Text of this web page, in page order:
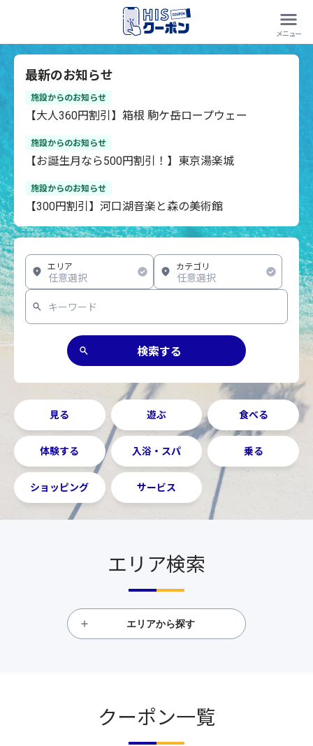
最新のお知らせ
施設からのお知らせ
【大人360円割引】箱根 駒ケ岳ロープウェー
施設からのお知らせ
【お誕生月なら500円割引！】東京湯楽城
施設からのお知らせ
【300円割引】河口湖音楽と森の美術館
見る 遊ぶ 食べる
体験する 入浴・スパ 乗る
ショッピング サービス
エリア検索
エリアから探す
クーポン一覧